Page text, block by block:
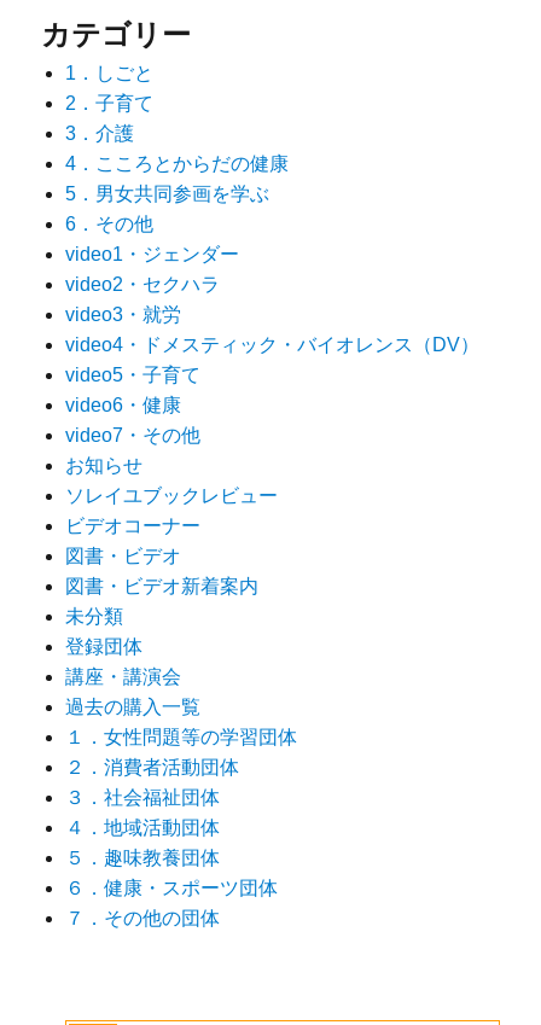
カテゴリー
1．しごと
2．子育て
3．介護
4．こころとからだの健康
5．男女共同参画を学ぶ
6．その他
video1・ジェンダー
video2・セクハラ
video3・就労
video4・ドメスティック・バイオレンス（DV）
video5・子育て
video6・健康
video7・その他
お知らせ
ソレイユブックレビュー
ビデオコーナー
図書・ビデオ
図書・ビデオ新着案内
未分類
登録団体
講座・講演会
過去の購入一覧
１．女性問題等の学習団体
２．消費者活動団体
３．社会福祉団体
４．地域活動団体
５．趣味教養団体
６．健康・スポーツ団体
７．その他の団体